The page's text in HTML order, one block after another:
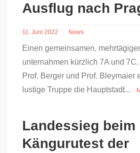
Ausflug nach
11. Juni 2022 News
Einen gemeinsamen,
unternahmen kürzlich 7A und
Prof. Berger und Prof. Bleymaier
lustige Truppe die Hauptstadt...
Landessieg beim
Kängurutest der